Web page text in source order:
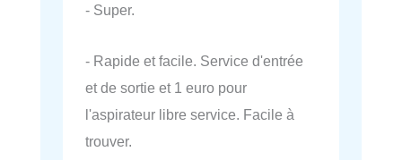
- Super.
- Rapide et facile. Service d'entrée
et de sortie et 1 euro pour
l'aspirateur libre service. Facile à
trouver.